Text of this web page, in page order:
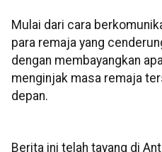
Mulai dari cara
para remaja yang
dengan membayangkan
menginjak masa remaja
depan.
Berita ini telah tayang di